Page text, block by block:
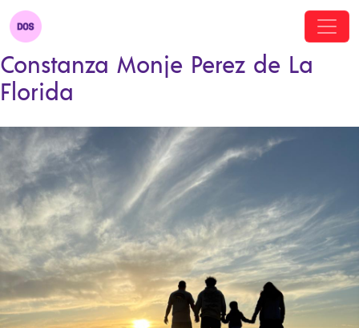
Constanza Monje Perez de La
Florida